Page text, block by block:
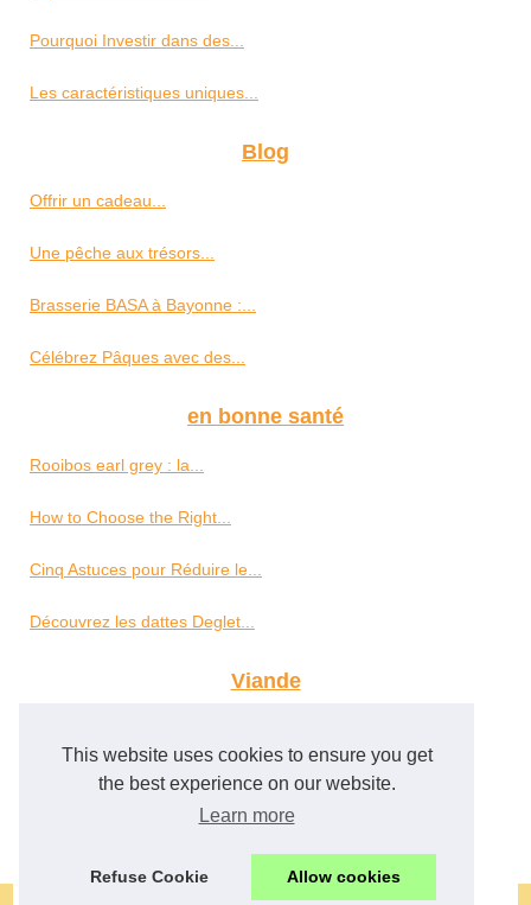
This website uses cookies to ensure you get
the best experience on our website.
Learn more
Refuse Cookie Allow cookies
Pourquoi Investir dans des...
Les caractéristiques uniques...
Blog
Offrir un cadeau...
Une pêche aux trésors...
Brasserie BASA à Bayonne :...
Célébrez Pâques avec des...
en bonne santé
Rooibos earl grey : la...
How to Choose the Right...
Cinq Astuces pour Réduire le...
Découvrez les dattes Deglet...
Viande
Jambon de Kintoa AOP : un...